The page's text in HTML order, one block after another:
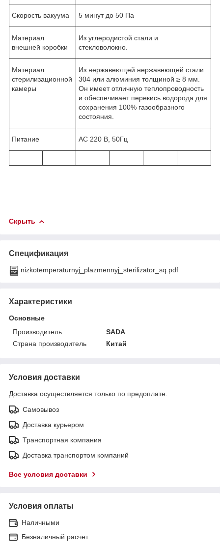
Скорость вакуума 5 минут до 50 Па
Материал
внешней коробки
Из углеродистой стали и
стекловолокно.
Материал
стерилизационной
камеры
Из нержавеющей нержавеющей стали
304 или алюминия толщиной ≥ 8 мм.
Он имеет отличную теплопроводность
и обеспечивает перекись водорода для
сохранения 100% газообразного
состояния.
Питание АС 220 В, 50Гц
Скрыть
Спецификация
nizkotemperaturnyj_plazmennyj_sterilizator_sq.pdf
Характеристики
Основные
Производитель
SADA
Страна производитель
Китай
Условия доставки
Доставка осуществляется только по предоплате.
Самовывоз
Доставка курьером
Транспортная компания
Доставка транспортом компаний
Все условия доставки
Условия оплаты
Наличными
Безналичный расчет